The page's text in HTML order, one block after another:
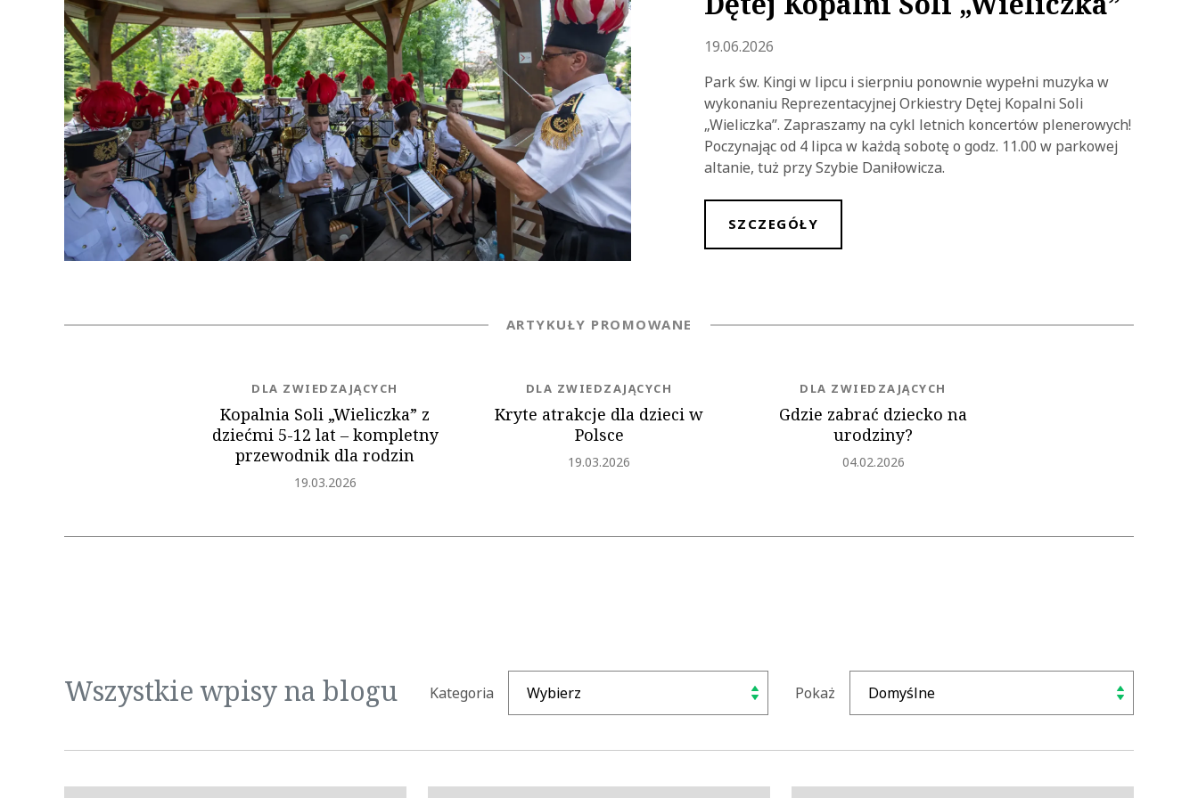
Dodano
19.06.2026
Park św. Kingi w lipcu i sierpniu ponownie wypełni muzyka w
wykonaniu Reprezentacyjnej Orkiestry Dętej Kopalni Soli
„Wieliczka”. Zapraszamy na cykl letnich koncertów plenerowych!
Poczynając od 4 lipca w każdą sobotę o godz. 11.00 w parkowej
altanie, tuż przy Szybie Daniłowicza.
SZCZEGÓŁY
ARTYKUŁY PROMOWANE
Kopalnia Soli „Wieliczka” z
dziećmi 5-12 lat ‒ kompletny
przewodnik dla rodzin
NEWS.CATEGORY
DLA ZWIEDZAJĄCYCH
Dodano
19.03.2026
Kryte atrakcje dla dzieci w
Polsce
NEWS.CATEGORY
DLA ZWIEDZAJĄCYCH
Dodano
19.03.2026
Gdzie zabrać dziecko na
urodziny?
NEWS.CATEGORY
DLA ZWIEDZAJĄCYCH
Dodano
04.02.2026
Wszystkie wpisy na blogu Kategoria Pokaż